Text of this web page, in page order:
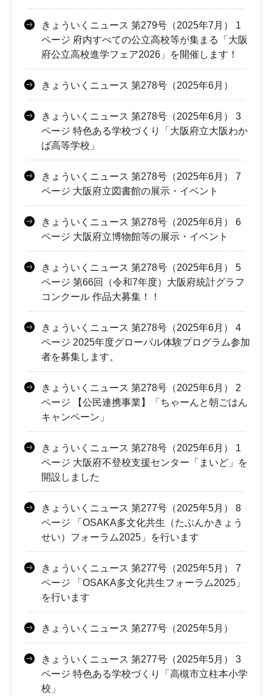
きょういくニュース 第279号（2025年7月） 1
ページ 府内すべての公立高校等が集まる「大阪
府公立高校進学フェア2026」を開催します！
きょういくニュース 第278号（2025年6月）
きょういくニュース 第278号（2025年6月） 3
ページ 特色ある学校づくり「大阪府立大阪わか
ば高等学校」
きょういくニュース 第278号（2025年6月） 7
ページ 大阪府立図書館の展示・イベント
きょういくニュース 第278号（2025年6月） 6
ページ 大阪府立博物館等の展示・イベント
きょういくニュース 第278号（2025年6月） 5
ページ 第66回（令和7年度）大阪府統計グラフ
コンクール 作品大募集！！
きょういくニュース 第278号（2025年6月） 4
ページ 2025年度グローバル体験プログラム参加
者を募集します。
きょういくニュース 第278号（2025年6月） 2
ページ 【公民連携事業】「ちゃーんと朝ごはん
キャンペーン」
きょういくニュース 第278号（2025年6月） 1
ページ 大阪府不登校支援センター「まいど」を
開設しました
きょういくニュース 第277号（2025年5月） 8
ページ 「OSAKA多文化共生（たぶんかきょう
せい）フォーラム2025」を行います
きょういくニュース 第277号（2025年5月） 7
ページ 「OSAKA多文化共生フォーラム2025」
を行います
きょういくニュース 第277号（2025年5月）
きょういくニュース 第277号（2025年5月） 3
ページ 特色ある学校づくり「高槻市立柱本小学
校」